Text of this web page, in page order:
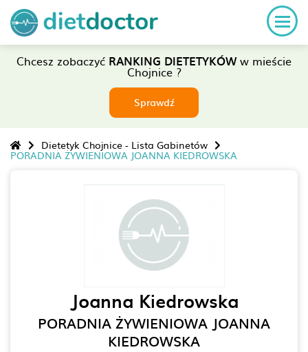
Chcesz zobaczyć RANKING DIETETYKÓWw mieście
Chojnice ?
Sprawdź
Dietetyk Chojnice - Lista Gabinetów
PORADNIA ŻYWIENIOWA JOANNA KIEDROWSKA
Joanna Kiedrowska
PORADNIA ŻYWIENIOWA JOANNA
KIEDROWSKA